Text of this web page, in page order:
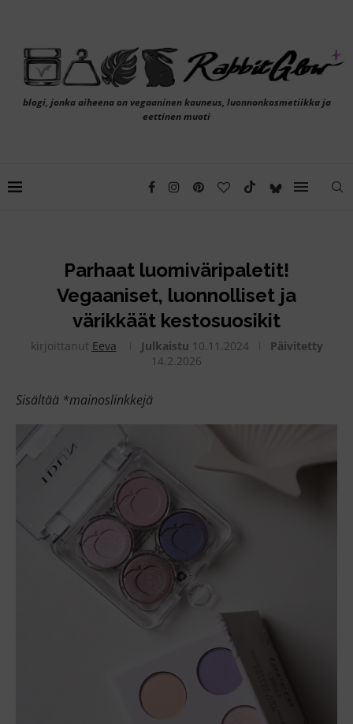
blogi, jonka aiheena on vegaaninen kauneus, luonnonkosmetiikka ja
eettinen muoti
Parhaat luomiväripaletit!
Vegaaniset, luonnolliset ja
värikkäät kestosuosikit
kirjoittanut Eeva Julkaistu 10.11.2024
Päivitetty
14.2.2026
Sisältää *mainoslinkkejä